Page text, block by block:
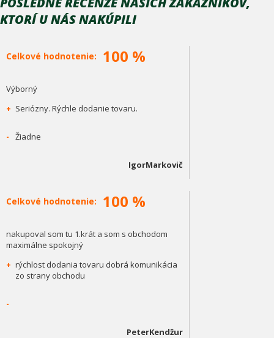
KTORÍ U NÁS NAKÚPILI
Celkové hodnotenie: 100 %
Výborný
+ Seriózny. Rýchle dodanie tovaru.
- Žiadne
IgorMarkovič
Celkové hodnotenie: 100 %
nakupoval som tu 1.krát a som s obchodom
maximálne spokojný
+ rýchlost dodania tovaru dobrá komunikácia
zo strany obchodu
-
PeterKendžur